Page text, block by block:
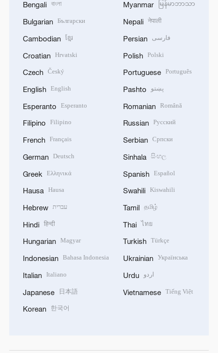
Bengali বাংলা
Bulgarian Български
Cambodian ខ្មែរ
Croatian Hrvatski
Czech Český
English English
Esperanto Esperanto
Filipino Filipino
French Français
German Deutsch
Greek Ελληνικά
Hausa Hausa
Hebrew עברית
Hindi हिन्दी
Hungarian Magyar
Indonesian Bahasa Indonesia
Italian Italiano
Japanese 日本語
Korean 한국어
Myanmar မြန်မာဘာသာ
Nepali नेपाली
Persian فارسی
Polish Polski
Portuguese Português
Pashto پښتو
Romanian Română
Russian Русский
Serbian Српски
Sinhala සිංහල
Spanish Español
Swahili Kiswahili
Tamil தமிழ்
Thai ไทย
Turkish Türkçe
Ukrainian Українська
Urdu اردو
Vietnamese Tiếng Việt